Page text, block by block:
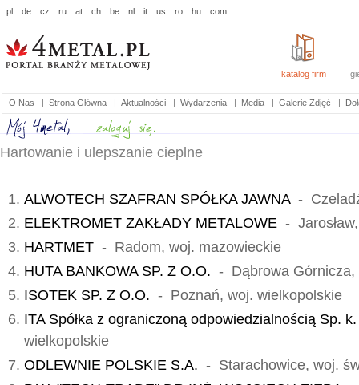
.pl .de .cz .ru .at .ch .be .nl .it .us .ro .hu .com
katalog firm
O Nas | Strona Główna | Aktualności | Wydarzenia | Media | Galerie Zdjęć |
Hartowanie i ulepszanie cieplne
ALWOTECH SZAFRAN SPÓŁKA JAWNA-
ELEKTROMET ZAKŁADY METALOWE -
HARTMET - Radom, woj. mazowieckie
HUTA BANKOWA SP. Z O.O. - Dąbrowa Górnicza,
ISOTEK SP. Z O.O. - Poznań, woj. wielkopolskie
ITA Spółka z ograniczoną odpowiedzialnością Sp. k.
wielkopolskie
ODLEWNIE POLSKIE S.A. - Starachowice, woj.